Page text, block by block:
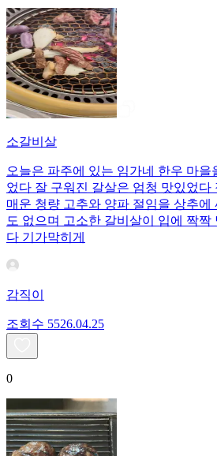
소갈비살
오늘은 파주에 있는 임가네 한우 마을
었다 잘 구워진 갈살은 엄청 맛있었다
매운 청량 고추와 양파 절임을 상추에
도 없으며 고소한 갈비살이 입에 짝짝
다 기가막히게
감직이
조회수 5526.04.25
0